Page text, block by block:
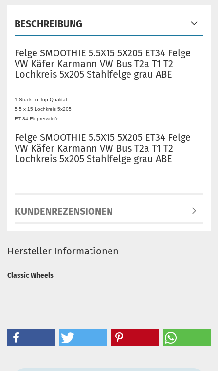
BESCHREIBUNG
Felge SMOOTHIE 5.5X15 5X205 ET34 Felge
VW Käfer Karmann VW Bus T2a T1 T2
Lochkreis 5x205 Stahlfelge grau ABE
1 Stück in Top Qualität
5.5 x 15 Lochkreis 5x205
ET 34 Einpresstiefe
Felge SMOOTHIE 5.5X15 5X205 ET34 Felge
VW Käfer Karmann VW Bus T2a T1 T2
Lochkreis 5x205 Stahlfelge grau ABE
KUNDENREZENSIONEN
Hersteller Informationen
Classic Wheels